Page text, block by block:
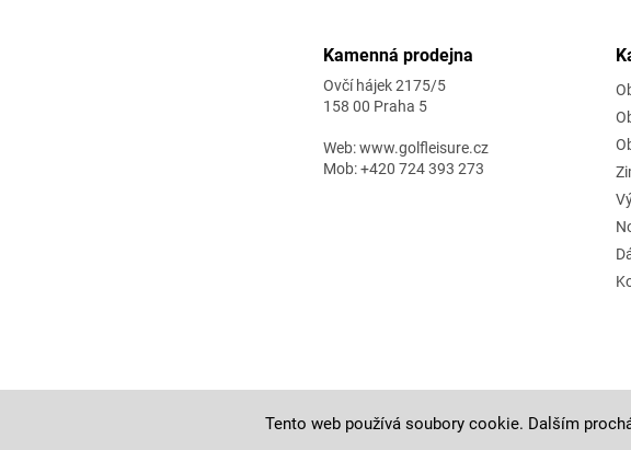
Tento web používá soubory cookie. Dalším
Kamenná prodejna
Ovčí hájek 2175/5
158 00 Praha 5
Web: www.golfleisure.cz
Mob: +420 724 393 273